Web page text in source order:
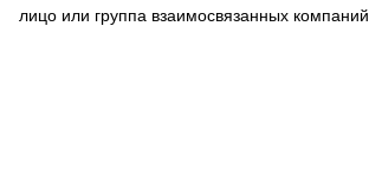
лицо или группа взаимосвязанных компаний.